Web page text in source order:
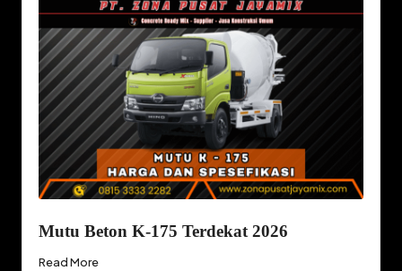
Mutu Beton K-175 Terdekat 2026
Read More